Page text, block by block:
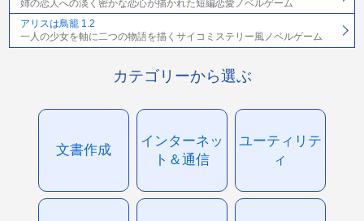
姉の恋人への淡く密かな恋心が描かれた短編恋愛ノベルゲーム
アリスは鳥籠 1.2
一人の少女を軸に二つの物語を描くサイコミステリー風ノベルゲーム
カテゴリーから選ぶ
文書作成
インターネッ
ト＆通信
ユーティリテ
ィ